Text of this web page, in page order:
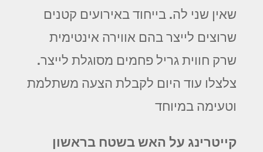
שאין שני לה. בייחוד באירועים קטנים
שרוצים לייצר בהם אווירה אינטימית
שרק חווית גריל פחמים מסוגלת לייצר.
צלצלו עוד היום לקבלת הצעה משתלמת
וטעימה במיוחד
קייטרינג על האש בשטח בראשון